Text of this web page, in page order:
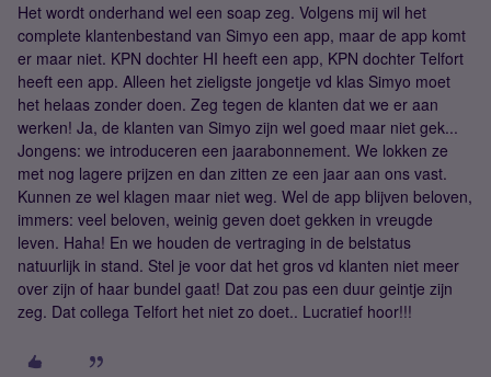
Het wordt onderhand wel een soap zeg. Volgens mij wil het
complete klantenbestand van Simyo een app, maar de app komt
er maar niet. KPN dochter HI heeft een app, KPN dochter Telfort
heeft een app. Alleen het zieligste jongetje vd klas Simyo moet
het helaas zonder doen. Zeg tegen de klanten dat we er aan
werken! Ja, de klanten van Simyo zijn wel goed maar niet gek...
Jongens: we introduceren een jaarabonnement. We lokken ze
met nog lagere prijzen en dan zitten ze een jaar aan ons vast.
Kunnen ze wel klagen maar niet weg. Wel de app blijven beloven,
immers: veel beloven, weinig geven doet gekken in vreugde
leven. Haha! En we houden de vertraging in de belstatus
natuurlijk in stand. Stel je voor dat het gros vd klanten niet meer
over zijn of haar bundel gaat! Dat zou pas een duur geintje zijn
zeg. Dat collega Telfort het niet zo doet.. Lucratief hoor!!!